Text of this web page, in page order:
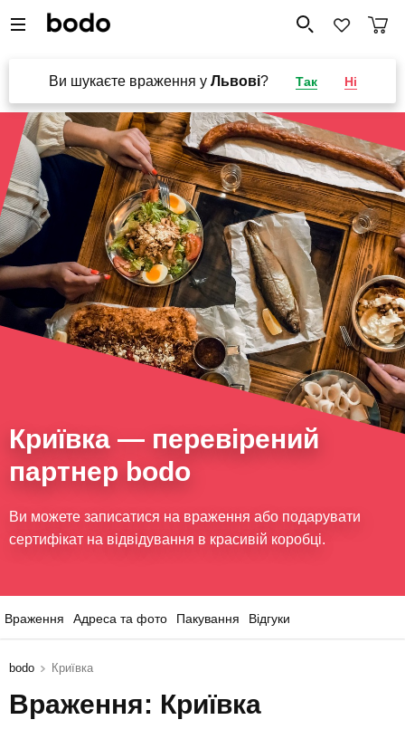
Ви шукаєте враження у Львові? Так Ні
Криївка — перевірений
партнер bodo
Ви можете записатися на враження або подарувати
сертифікат на відвідування в красивій коробці.
Враження Адреса та фото Пакування Відгуки
bodo Криївка
Враження: Криївка